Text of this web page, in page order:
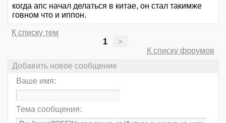
когда апс начал делаться в китае, он стал такимже
говном что и иппон.
К списку тем
1
>
К списку форумов
Добавить новое сообщение
Ваше имя:
Тема сообщения: